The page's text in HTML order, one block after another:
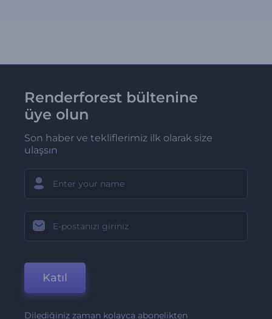
Renderforest bültenine
üye olun
Son haber ve tekliflerimiz ilk olarak size
ulaşsın
Katıl
Dilediğiniz zaman kolayca abonelikten